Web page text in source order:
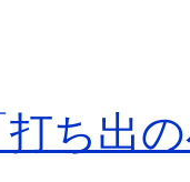
ち出